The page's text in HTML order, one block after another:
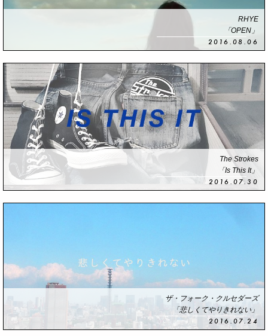
RHYE
「OPEN」
2016.08.06
The Strokes
「Is This It」
2016.07.30
ザ・フォーク・クルセダーズ
「悲しくてやりきれない」
2016.07.24